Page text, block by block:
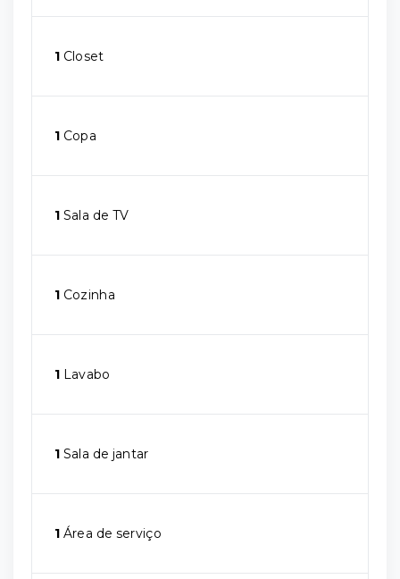
1 Closet
1 Copa
1 Sala de TV
1 Cozinha
1 Lavabo
1 Sala de jantar
1 Área de serviço